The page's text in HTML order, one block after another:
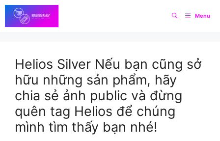
Skip
to
content
Menu
Helios Silver Nếu bạn cũng sở
hữu những sản phẩm, hãy
chia sẻ ảnh public và đừng
quên tag Helios để chúng
mình tìm thấy bạn nhé!